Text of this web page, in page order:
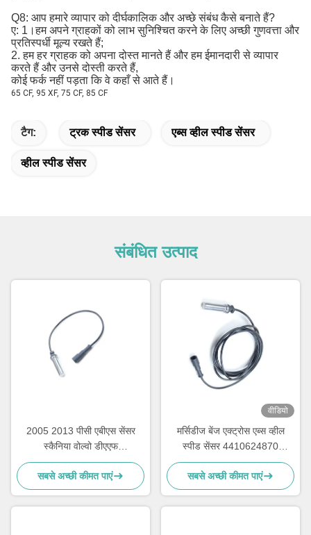
Q8: आप हमारे व्यापार को दीर्घकालिक और अच्छे संबंध कैसे बनाते हैं?
ए: 1।हम अपने ग्राहकों को लाभ सुनिश्चित करने के लिए अच्छी गुणवत्ता और
प्रतिस्पर्धी मूल्य रखते हैं;
2. हम हर ग्राहक को अपना दोस्त मानते हैं और हम ईमानदारी से व्यापार
करते हैं और उनसे दोस्ती करते हैं,
कोई फर्क नहीं पड़ता कि वे कहाँ से आते हैं।
65 CF, 95 XF, 75 CF, 85 CF
टैग: ट्रक स्पीड सेंसर एब्स व्हील स्पीड सेंसर
व्हील स्पीड सेंसर
संबंधित उत्पाद
2005 2013 पीसी एबीएस सेंसर
स्कैनिया वोल्वो डीएएफ
0035421618 1506004
5021170124
सबसे अच्छी कीमत पाएं
वीडियो
मर्सिडीज बेंज एक्ट्रोस एब्स व्हील
स्पीड सेंसर 4410624870
4410329410 0035423518
सबसे अच्छी कीमत पाएं